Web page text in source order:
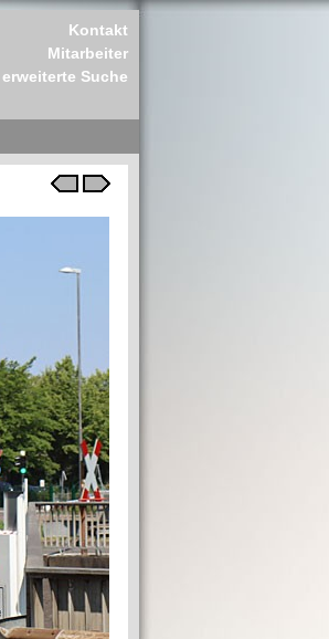
Kontakt
Mitarbeiter
erweiterte Suche